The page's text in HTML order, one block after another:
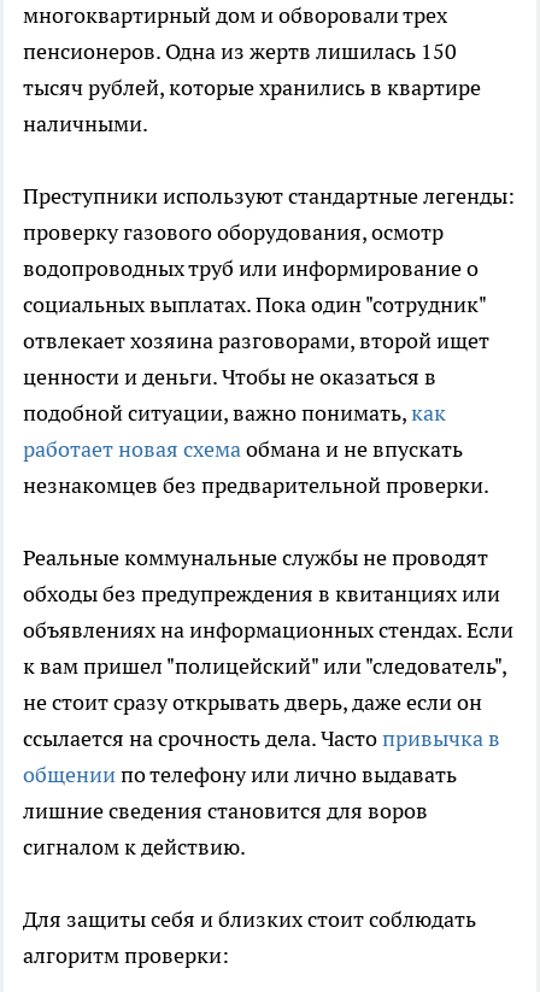
многоквартирный дом и обворовали трех
пенсионеров. Одна из жертв лишилась 150
тысяч рублей, которые хранились в квартире
наличными.
Преступники используют стандартные легенды:
проверку газового оборудования, осмотр
водопроводных труб или информирование о
социальных выплатах. Пока один "сотрудник"
отвлекает хозяина разговорами, второй ищет
ценности и деньги. Чтобы не оказаться в
подобной ситуации, важно понимать,как
работает новая схемаобмана и не впускать
незнакомцев без предварительной проверки.
Реальные коммунальные службы не проводят
обходы без предупреждения в квитанциях или
объявлениях на информационных стендах. Если
к вам пришел "полицейский" или "следователь",
не стоит сразу открывать дверь, даже если он
ссылается на срочность дела. Частопривычка в
общениипо телефону или лично выдавать
лишние сведения становится для воров
сигналом к действию.
Для защиты себя и близких стоит соблюдать
алгоритм проверки: